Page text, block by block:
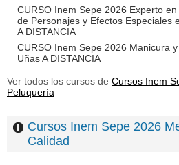
CURSO Inem Sepe 2026 Experto
de Personajes y Efectos Especiales
A DISTANCIA
CURSO Inem Sepe 2026 Manicura
Uñas A DISTANCIA
Ver todos los cursos de Cursos Inem
Peluquería
Cursos Inem Sepe 2026
Calidad